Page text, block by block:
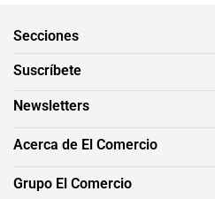
Secciones
Suscríbete
Newsletters
Acerca de El Comercio
Grupo El Comercio